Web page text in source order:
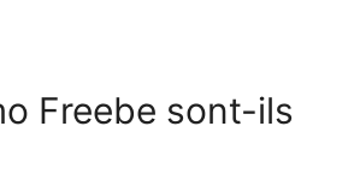
Freebe sont-ils